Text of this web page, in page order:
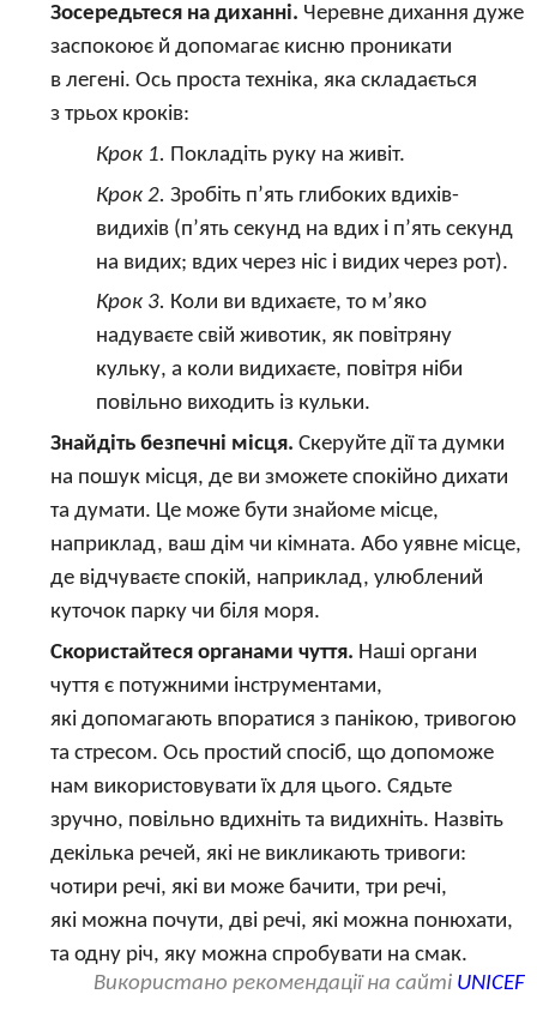
Зосередьтеся на диханні. Черевне дихання дуже
заспокоює й допомагає кисню проникати
в легені. Ось проста техніка, яка складається
з трьох кроків:
Крок 1. Покладіть руку на живіт.
Крок 2. Зробіть п’ять глибоких вдихів-
видихів (п’ять секунд на вдих і п’ять секунд
на видих; вдих через ніс і видих через рот).
Крок 3. Коли ви вдихаєте, то м’яко
надуваєте свій животик, як повітряну
кульку, а коли видихаєте, повітря ніби
повільно виходить із кульки.
Знайдіть безпечні місця. Скеруйте дії та думки
на пошук місця, де ви зможете спокійно дихати
та думати. Це може бути знайоме місце,
наприклад, ваш дім чи кімната. Або уявне місце,
де відчуваєте спокій, наприклад, улюблений
куточок парку чи біля моря.
Скористайтеся органами чуття. Наші органи
чуття є потужними інструментами,
які допомагають впоратися з панікою, тривогою
та стресом. Ось простий спосіб, що допоможе
нам використовувати їх для цього. Сядьте
зручно, повільно вдихніть та видихніть. Назвіть
декілька речей, які не викликають тривоги:
чотири речі, які ви може бачити, три речі,
які можна почути, дві речі, які можна понюхати,
та одну річ, яку можна спробувати на смак.
Використано рекомендації на сайті UNICEF